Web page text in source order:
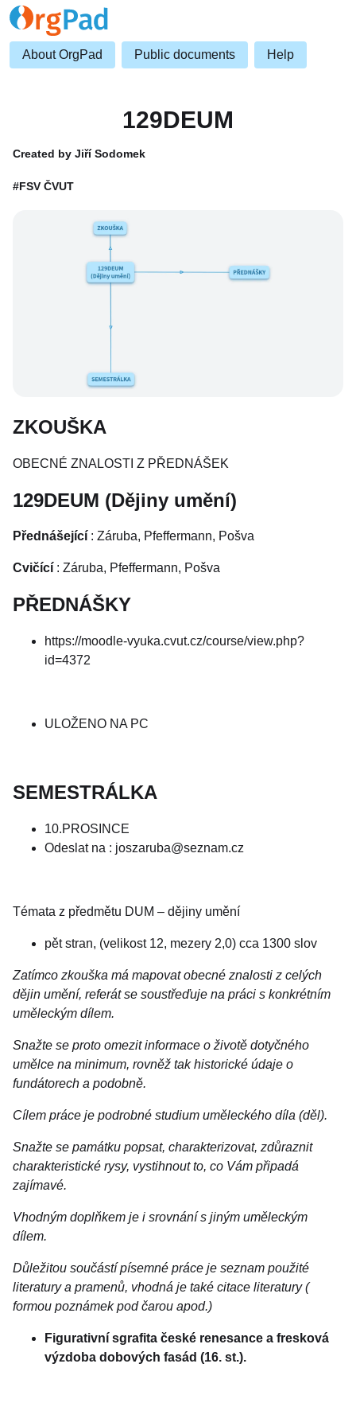
About OrgPad Public documents Help
129DEUM
Created by Jiří Sodomek
#FSV ČVUT
ZKOUŠKA
OBECNÉ ZNALOSTI Z PŘEDNÁŠEK
129DEUM (Dějiny umění)
Přednášející : Záruba, Pfeffermann, Pošva
Cvičící : Záruba, Pfeffermann, Pošva
PŘEDNÁŠKY
https://moodle-vyuka.cvut.cz/course/view.php?
id=4372
ULOŽENO NA PC
SEMESTRÁLKA
10.PROSINCE
Odeslat na : joszaruba@seznam.cz
Témata z předmětu DUM – dějiny umění
pět stran, (velikost 12, mezery 2,0) cca 1300 slov
Zatímco zkouška má mapovat obecné znalosti z celých
dějin umění, referát se soustřeďuje na práci s konkrétním
uměleckým dílem.
Snažte se proto omezit informace o životě dotyčného
umělce na minimum, rovněž tak historické údaje o
fundátorech a podobně.
Cílem práce je podrobné studium uměleckého díla (děl).
Snažte se památku popsat, charakterizovat, zdůraznit
charakteristické rysy, vystihnout to, co Vám připadá
zajímavé.
Vhodným doplňkem je i srovnání s jiným uměleckým
dílem.
Důležitou součástí písemné práce je seznam použité
literatury a pramenů, vhodná je také citace literatury (
formou poznámek pod čarou apod.)
Figurativní sgrafita české renesance a fresková
výzdoba dobových fasád (16. st.).